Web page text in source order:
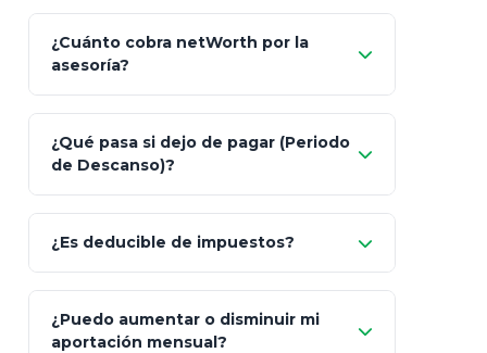
GNP (Proyecta)
Seguros Monterrey
¿Cuánto cobra netWorth por la
asesoría?
¿Qué pasa si dejo de pagar (Periodo
de Descanso)?
¿Es deducible de impuestos?
¿Puedo aumentar o disminuir mi
aportación mensual?